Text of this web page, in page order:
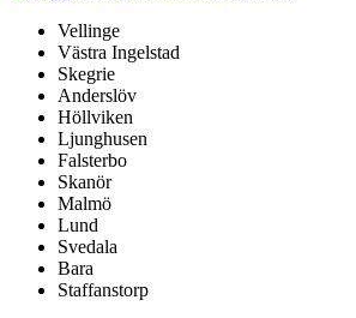
Vellinge
Västra Ingelstad
Skegrie
Anderslöv
Höllviken
Ljunghusen
Falsterbo
Skanör
Malmö
Lund
Svedala
Bara
Staffanstorp